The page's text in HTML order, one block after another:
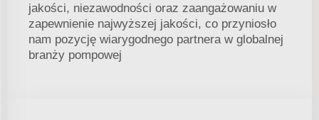
jakości, niezawodności oraz zaangażowaniu w
zapewnienie najwyższej jakości, co przyniosło
nam pozycję wiarygodnego partnera w globalnej
branży pompowej